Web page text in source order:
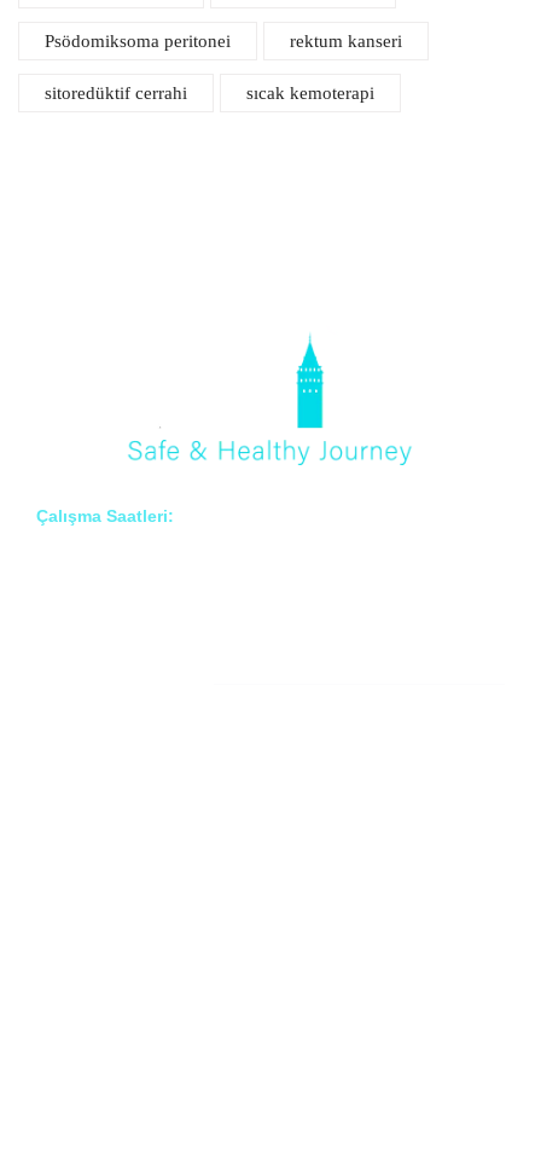
Psödomiksoma peritonei rektum kanseri
sitoredüktif cerrahi sıcak kemoterapi
Çalışma Saatleri: